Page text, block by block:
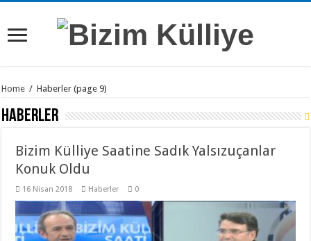
Home / Haberler (page 9)
Haberler
Bizim Külliye Saatine Sadık Yalsızuçanlar
Konuk Oldu
16 Nisan 2018 Haberler 0